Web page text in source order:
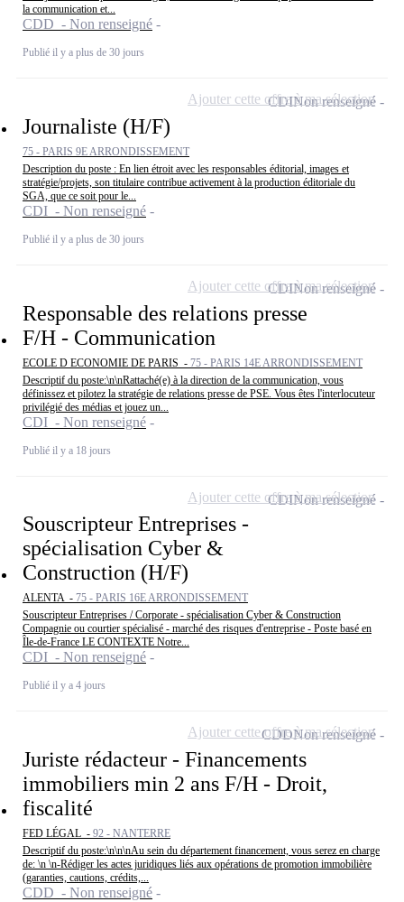
la communication et...
CDD - Non renseigné
Publié il y a plus de 30 jours
Journaliste (H/F)
75 - PARIS 9E ARRONDISSEMENT
Description du poste : En lien étroit avec les responsables éditorial, images et
stratégie/projets, son titulaire contribue activement à la production éditoriale du
SGA, que ce soit pour le...
CDI - Non renseigné
Publié il y a plus de 30 jours
CDINon renseigné
Ajouter cette offre à ma sélection
Responsable des relations presse
F/H - Communication
ECOLE D ECONOMIE DE PARIS - 75 - PARIS 14E ARRONDISSEMENT
Descriptif du poste:\n\nRattaché(e) à la direction de la communication, vous
définissez et pilotez la stratégie de relations presse de PSE. Vous êtes l'interlocuteur
privilégié des médias et jouez un...
CDI - Non renseigné
Publié il y a 18 jours
CDINon renseigné
Ajouter cette offre à ma sélection
Souscripteur Entreprises -
spécialisation Cyber &
Construction (H/F)
ALENTA - 75 - PARIS 16E ARRONDISSEMENT
Souscripteur Entreprises / Corporate - spécialisation Cyber & Construction
Compagnie ou courtier spécialisé - marché des risques d'entreprise - Poste basé en
Île-de-France LE CONTEXTE Notre...
CDI - Non renseigné
Publié il y a 4 jours
CDINon renseigné
Ajouter cette offre à ma sélection
Juriste rédacteur - Financements
immobiliers min 2 ans F/H - Droit,
fiscalité
FED LÉGAL - 92 - NANTERRE
Descriptif du poste:\n\n\nAu sein du département financement, vous serez en charge
de: \n \n-Rédiger les actes juridiques liés aux opérations de promotion immobilière
(garanties, cautions, crédits,...
CDD - Non renseigné
CDDNon renseigné
Ajouter cette offre à ma sélection